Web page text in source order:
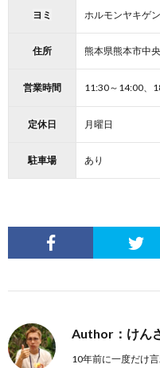
ヨミ ホルモンヤキゲ
住所 熊本県熊本市中
営業時間 11:30～14:00、
定休日 月曜日
駐車場 あり
Author：けん
10年前に一度だけ